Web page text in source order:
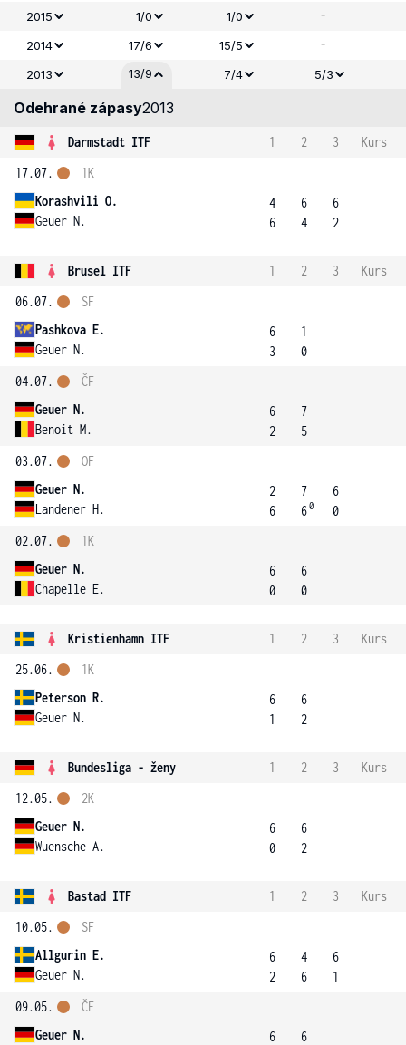
2015 1/0 1/0 -
2014 17/6 15/5 -
2013 13/9 7/4 5/3
Odehrané zápasy2013
Darmstadt ITF 1 2 3
Kurs
17.07.
Korashvili O.
Geuer N.
1K
4
6
6
4
6
2
Brusel ITF 1 2 3
Kurs
06.07.
Pashkova E.
Geuer N.
SF
6
3
1
0
04.07.
Geuer N.
Benoit M.
ČF
6
2
7
5
03.07.
Geuer N.
Landener H.
OF
2
6
7
60
6
0
02.07.
Geuer N.
Chapelle E.
1K
6
0
6
0
Kristienhamn ITF 1 2 3
Kurs
25.06.
Peterson R.
Geuer N.
1K
6
1
6
2
Bundesliga - ženy 1 2 3
Kurs
12.05.
Geuer N.
Wuensche A.
2K
6
0
6
2
Bastad ITF 1 2 3
Kurs
10.05.
Allgurin E.
Geuer N.
SF
6
2
4
6
6
1
09.05.
Geuer N.
ČF
6
6